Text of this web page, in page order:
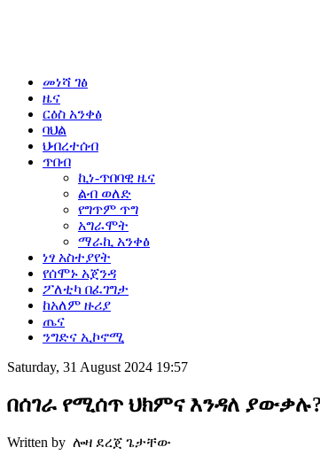
መነሻ ገፅ
ዜና
ርዕስ አንቀፅ
ባህል
ህብረተሰብ
ጥበብ
ኪነ-ጥበባዊ ዜና
ልብ ወለድ
የግጥም ጥግ
አግራሞት
ማራኪ አንቀፅ
ነፃ አስተያየት
የሰሞኑ አጀንዳ
ፖለቲካ በፈገግታ
ከአለም ዙሪያ
ጤና
ንግድና ኢኮኖሚ
Saturday, 31 August 2024 19:57
በሰገራ የሚሰጥ ህክምና እንዳለ
Written by ሎዛ ደረጀ ጌታቸው